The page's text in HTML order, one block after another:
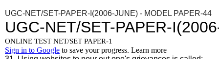
UGC-NET/SET-PAPER-I(2006-JUNE) - MODEL PAPER-44